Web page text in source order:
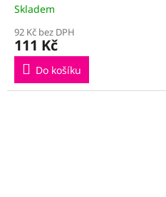
Skladem
92 Kč bez DPH
111 Kč
Do košíku